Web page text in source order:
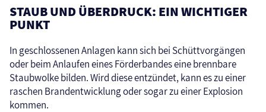
STAUB UND ÜBERDRUCK: EIN WICHTIGER
PUNKT
In geschlossenen Anlagen kann sich bei Schüttvorgängen
oder beim Anlaufen eines Förderbandes eine brennbare
Staubwolke bilden. Wird diese entzündet, kann es zu einer
raschen Brandentwicklung oder sogar zu einer Explosion
kommen.